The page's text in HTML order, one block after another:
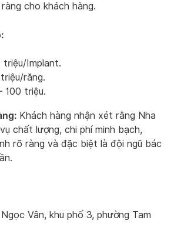
cho khách hàng.
triệu/Implant.
răng.
100 triệu.
Khách hàng nhận xét rằng Nha
chất lượng, chi phí minh bạch,
rõ ràng và đặc biệt là đội ngũ bác
Vân, khu phố 3, phường Tam